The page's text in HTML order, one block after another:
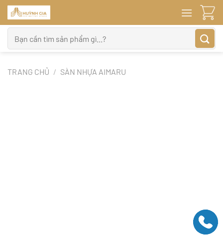
Bỏ
qua
nội
dung
kiếm:
TRANG CHỦ / SÀN NHỰA AIMARU